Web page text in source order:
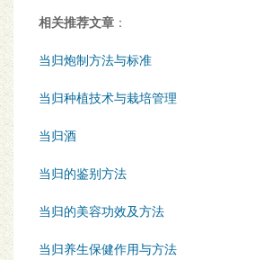
相关推荐文章 ：
当归炮制方法与标准
当归种植技术与栽培管理
当归酒
当归的鉴别方法
当归的美容功效及方法
当归养生保健作用与方法